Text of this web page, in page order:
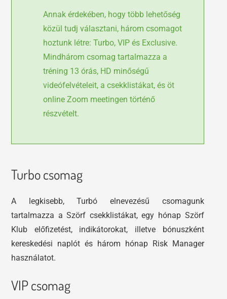
Annak érdekében, hogy több lehetőség
közül tudj választani, három csomagot
hoztunk létre: Turbo, VIP és Exclusive.
Mindhárom csomag tartalmazza a
tréning 13 órás, HD minőségű
videófelvételeit, a csekklistákat, és öt
online Zoom meetingen történő
részvételt.
Turbo csomag
A legkisebb, Turbó elnevezésű csomagunk
tartalmazza a Szörf csekklistákat, egy hónap Szörf
Klub előfizetést, indikátorokat, illetve bónuszként
kereskedési naplót és három hónap Risk Manager
használatot.
VIP csomag